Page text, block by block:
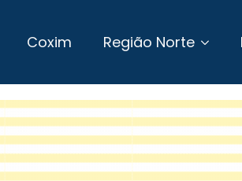
Coxim Região Norte